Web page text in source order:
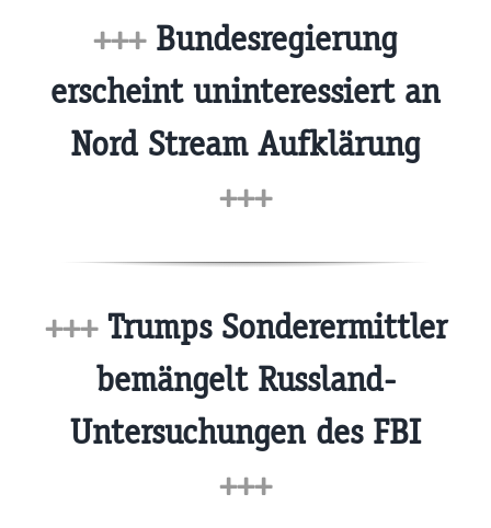
+++Bundesregierung
erscheint uninteressiert an
Nord Stream Aufklärung
+++
+++Trumps Sonderermittler
bemängelt Russland-
Untersuchungen des FBI
+++